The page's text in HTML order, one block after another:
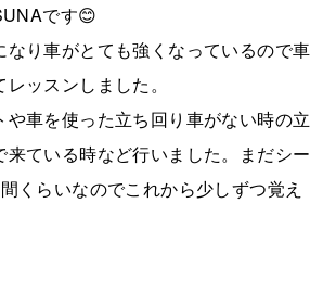
です😊
なり車がとても強くなっているので車
ッスンしました。
車を使った立ち回り車がない時の立
来ている時など行いました。まだシー
くらいなのでこれから少しずつ覚え